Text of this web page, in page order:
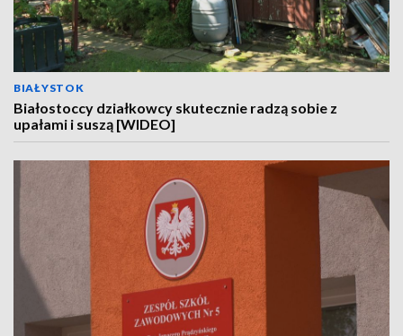
BIAŁYSTOK
Białostoccy działkowcy skutecznie radzą sobie z
upałami i suszą [WIDEO]